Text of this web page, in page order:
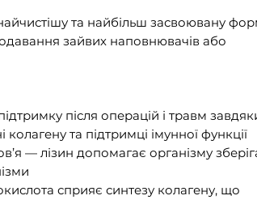
та найбільш засвоювану
зайвих наповнювачів або
після операцій і травм
колагену та підтримці імунної функції
— лізин допомагає організму
сприяє синтезу колагену, що